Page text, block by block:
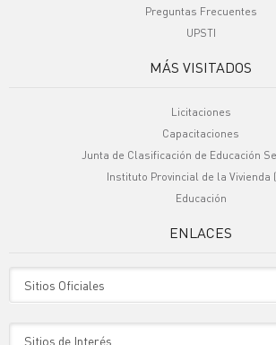
Preguntas Frecuentes
UPSTI
MÁS VISITADOS
Licitaciones
Capacitaciones
Junta de Clasificación de Educación
Instituto Provincial de la Vivienda
Educación
ENLACES